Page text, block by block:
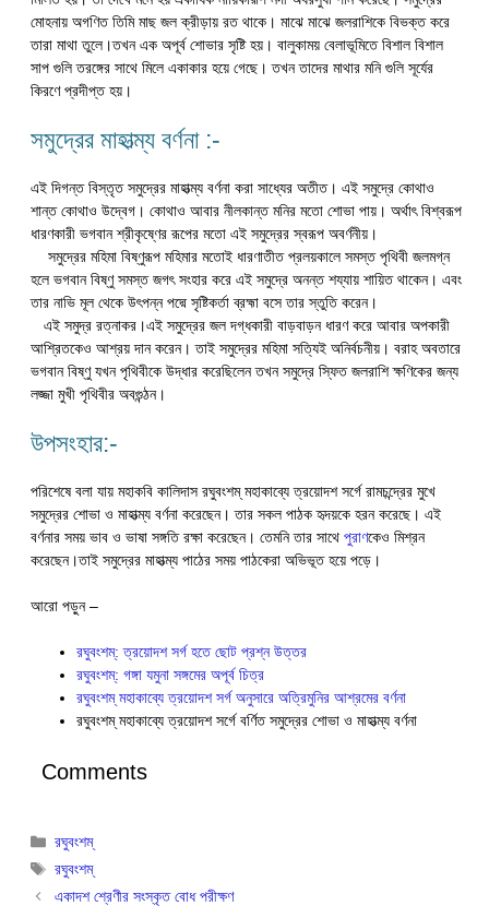
মোহনায় অগণিত তিমি মাছ জল ক্রীড়ায় রত থাকে। মাঝে মাঝে জলরাশিকে বিভক্ত করে
তারা মাথা তুলে।তখন এক অপূর্ব শোভার সৃষ্টি হয়। বালুকাময় বেলাভূমিতে বিশাল বিশাল
সাপ গুলি তরঙ্গের সাথে মিলে একাকার হয়ে গেছে। তখন তাদের মাথার মনি গুলি সূর্যের
কিরণে প্রদীপ্ত হয়।
সমুদ্রের মাহাত্ম্য বর্ণনা :-
এই দিগন্ত বিস্তৃত সমুদ্রের মাহাত্ম্য বর্ণনা করা সাধ্যের অতীত। এই সমুদ্রে কোথাও
শান্ত কোথাও উদ্বেগ। কোথাও আবার নীলকান্ত মনির মতো শোভা পায়। অর্থাৎ বিশ্বরূপ
ধারণকারী ভগবান শ্রীকৃষ্ণের রূপের মতো এই সমুদ্রের স্বরূপ অবর্ণনীয়।
সমুদ্রের মহিমা বিষ্ণুরূপ মহিমার মতোই ধারণাতীত প্রলয়কালে সমস্ত পৃথিবী জলমগ্ন
হলে ভগবান বিষ্ণু সমস্ত জগৎ সংহার করে এই সমুদ্রে অনন্ত শয্যায় শায়িত থাকেন। এবং
তার নাভি মূল থেকে উৎপন্ন পদ্মে সৃষ্টিকর্তা ব্রহ্মা বসে তার স্তুতি করেন।
এই সমুদ্র রত্নাকর।এই সমুদ্রের জল দগ্ধকারী বাড়বাড়ন ধারণ করে আবার অপকারী
আশ্রিতকেও আশ্রয় দান করেন। তাই সমুদ্রের মহিমা সত্যিই অনির্বচনীয়। বরাহ অবতারে
ভগবান বিষ্ণু যখন পৃথিবীকে উদ্ধার করেছিলেন তখন সমুদ্রে স্ফিত জলরাশি ক্ষণিকের জন্য
লজ্জা মুখী পৃথিবীর অবগুন্ঠন।
উপসংহার:-
পরিশেষে বলা যায় মহাকবি কালিদাস রঘুবংশম্ মহাকাব্যে ত্রয়োদশ সর্গে রামচন্দ্রের মুখে
সমুদ্রের শোভা ও মাহাত্ম্য বর্ণনা করেছেন। তার সকল পাঠক হৃদয়কে হরন করেছে। এই
বর্ণনার সময় ভাব ও ভাষা সঙ্গতি রক্ষা করেছেন। তেমনি তার সাথে পুরাণকেও মিশ্রন
করেছেন।তাই সমুদ্রের মাহাত্ম্য পাঠের সময় পাঠকেরা অভিভূত হয়ে পড়ে।
আরো পড়ুন –
রঘুবংশম্: ত্রয়োদশ সর্গ হতে ছোট প্রশ্ন উত্তর
রঘুবংশম্: গঙ্গা যমুনা সঙ্গমের অপূর্ব চিত্র
রঘুবংশম্ মহাকাব্যে ত্রয়োদশ সর্গ অনুসারে অত্রিমুনির আশ্রমের বর্ণনা
রঘুবংশম্ মহাকাব্যে ত্রয়োদশ সর্গে বর্ণিত সমুদ্রের শোভা ও মাহাত্ম্য বর্ণনা
Comments
Categories
রঘুবংশম্
Tags
রঘুবংশম্
একাদশ শ্রেণীর সংস্কৃত বোধ পরীক্ষণ